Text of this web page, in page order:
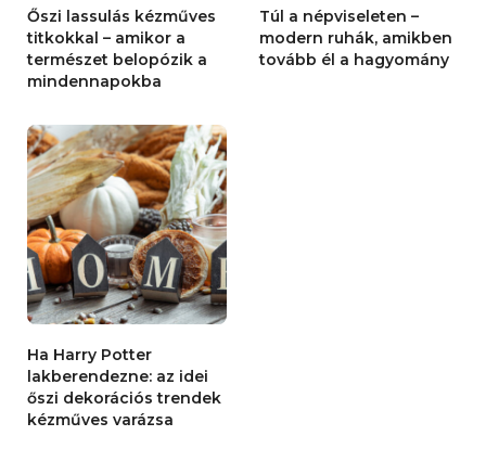
Őszi lassulás kézműves
titkokkal – amikor a
természet belopózik a
mindennapokba
Túl a népviseleten –
modern ruhák, amikben
tovább él a hagyomány
Ha Harry Potter
lakberendezne: az idei
őszi dekorációs trendek
kézműves varázsa